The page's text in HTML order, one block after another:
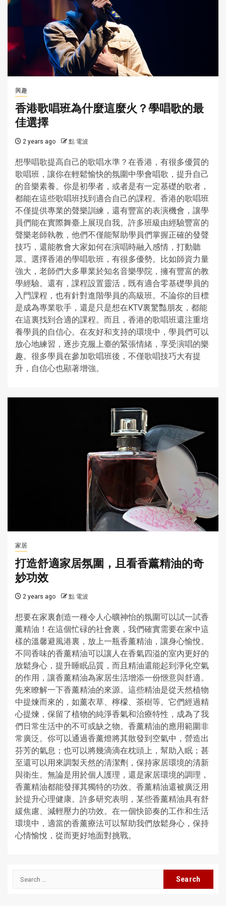
興趣
香港歌唱班為什麼這麼火？學唱歌的最
佳選擇
2 years ago 點 電波
想學唱歌提高自己的歌唱水準？在香港，有很多優質的
歌唱班，讓你在輕鬆愉快的氛圍中學會唱歌，提升自己
的音樂素養。你是初學者，或者是有一定基礎的歌者，
都能在這些歌唱班找到適合自己的課程。香港的歌唱班
不僅提供專業的聲樂訓練，還有豐富的表演機會，讓學
員們能在實際舞臺上展現自我。許多班級由經驗豐富的
聲樂老師執教，他們不僅能幫助學員們掌握正確的發聲
技巧，還能教會大家如何在演唱時融入感情，打動聽
眾。選擇香港的學唱歌班，有很多優勢。比如師資力量
強大，老師們大多畢業於知名音樂學院，擁有豐富的教
學經驗。還有，課程設置靈活，既有適合零基礎學員的
入門課程，也有針對進階學員的高級班。不論你的目標
是成為專業歌手，還是只是想在KTV裏驚豔朋友，都能
在這裏找到合適的課程。而且，香港的歌唱班還注重培
養學員的自信心。在友好和支持的環境中，學員們可以
放心地練習，逐步克服上臺的緊張情緒，享受演唱的樂
趣。很多學員在參加歌唱班後，不僅歌唱技巧大有提
升，自信心也顯著增強。
家居
打造舒適家居氛圍，且看香薰精油的奇
妙功效
2 years ago 點 電波
想要在家裏創造一種令人心曠神怡的氛圍可以試一試香
薰精油！在這個忙碌的社會裏，我們確實需要在家中這
樣的溫馨避風港裏，放上一瓶香薰精油，讓身心愉悅。
不同香味的香薰精油可以讓人在香氣四溢的室內更好的
放鬆身心，提升睡眠品質，而且精油還能起到淨化空氣
的作用，讓香薰精油為家居生活增添一份愜意與舒適。
先來瞭解一下香薰精油的來源。這些精油是從天然植物
中提煉而來的，如薰衣草、檸檬、茶樹等。它們經過精
心提煉，保留了植物的純淨香氣和治療特性，成為了我
們日常生活中的不可或缺之物。香薰精油的應用範圍非
常廣泛。你可以通過香薰燈將其散發到空氣中，營造出
芬芳的氣息；也可以將幾滴滴在枕頭上，幫助入眠；甚
至還可以用來調製天然的清潔劑，保持家居環境的清新
與衛生。無論是用於個人護理，還是家居環境的調理，
香薰精油都能發揮其獨特的功效。香薰精油還被廣泛用
於提升心理健康。許多研究表明，某些香薰精油具有舒
緩焦慮、減輕壓力的功效。在一個快節奏的工作和生活
環境中，適當的香薰療法可以幫助我們放鬆身心，保持
心情愉悅，從而更好地面對挑戰。
Search